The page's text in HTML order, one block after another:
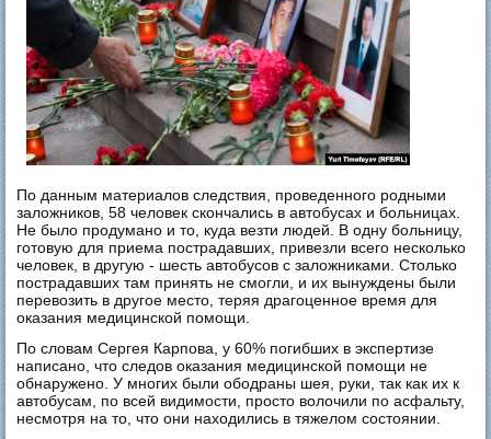
По данным материалов следствия, проведенного родными
заложников, 58 человек скончались в автобусах и больницах.
Не было продумано и то, куда везти людей. В одну больницу,
готовую для приема пострадавших, привезли всего несколько
человек, в другую - шесть автобусов с заложниками. Столько
пострадавших там принять не смогли, и их вынуждены были
перевозить в другое место, теряя драгоценное время для
оказания медицинской помощи.
По словам Сергея Карпова, у 60% погибших в экспертизе
написано, что следов оказания медицинской помощи не
обнаружено. У многих были ободраны шея, руки, так как их к
автобусам, по всей видимости, просто волочили по асфальту,
несмотря на то, что они находились в тяжелом состоянии.